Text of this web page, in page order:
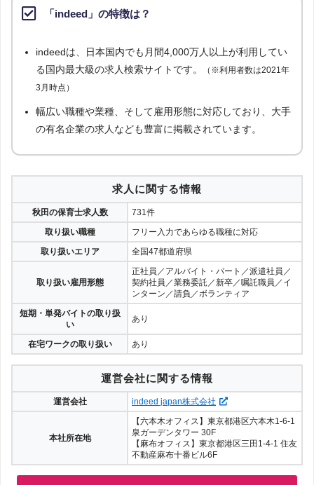
「indeed」の特徴は？
indeedは、日本国内でも月間4,000万人以上が利用してい
る国内最大級の求人検索サイトです。
（※利用者数は2021年
3月時点）
幅広い職種や業種、そして雇用形態に対応しており、大手
の有名企業の求人なども豊富に掲載されています。
求人に関する情報
秋田の保育士求人数
731件
取り扱い職種
フリー入力であらゆる職種に対応
取り扱いエリア
全国47都道府県
取り扱い雇用形態
正社員／アルバイト・パート／派遣社員／
契約社員／業務委託／新卒／嘱託職員／イ
ンターン／請負／ボランティア
短期・単発バイトの取り扱
い
あり
在宅ワークの取り扱い あり
運営会社に関する情報
運営会社 indeed japan株式会社
本社所在地
【六本木オフィス】東京都港区六本木1-6-1
泉ガーデンタワー 30F
【麻布オフィス】東京都港区三田1-4-1 住友
不動産麻布十番ビル6F